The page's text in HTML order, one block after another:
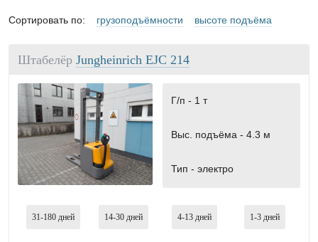
Сортировать по: грузоподъёмности высоте подъёма
Штабелёр Jungheinrich EJC 214
Г/п - 1 т
Выс. подъёма - 4.3 м
Тип - электро
31-180 дней 14-30 дней 4-13 дней 1-3 дней